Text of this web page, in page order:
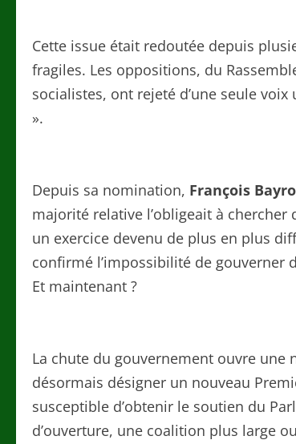
Cette issue était redoutée depuis
fragiles. Les oppositions, du
socialistes, ont rejeté d’une seule
».
Depuis sa nomination, François
majorité relative l’obligeait à
un exercice devenu de plus en plus
confirmé l’impossibilité de gouverner
Et maintenant ?
La chute du gouvernement ouvre une
désormais désigner un nouveau
susceptible d’obtenir le soutien du
d’ouverture, une coalition plus large